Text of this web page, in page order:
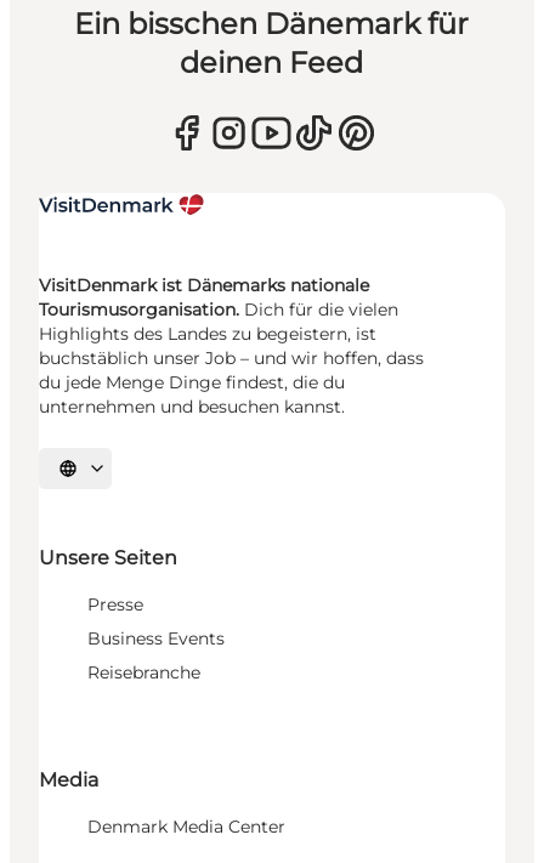
Ein bisschen Dänemark für
deinen Feed
VisitDenmark ist Dänemarks nationale
Tourismusorganisation. Dich für die vielen
Highlights des Landes zu begeistern, ist
buchstäblich unser Job – und wir hoffen, dass
du jede Menge Dinge findest, die du
unternehmen und besuchen kannst.
Sprache auswählen
Unsere Seiten
Presse
Business Events
Reisebranche
Media
Denmark Media Center